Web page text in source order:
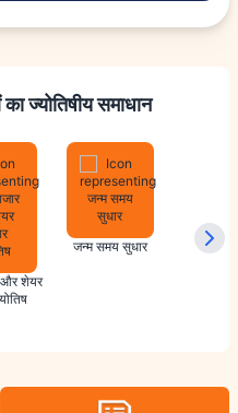
ज्योतिषीय समाधान
और शेयर
जन्म समय सुधार विवाह